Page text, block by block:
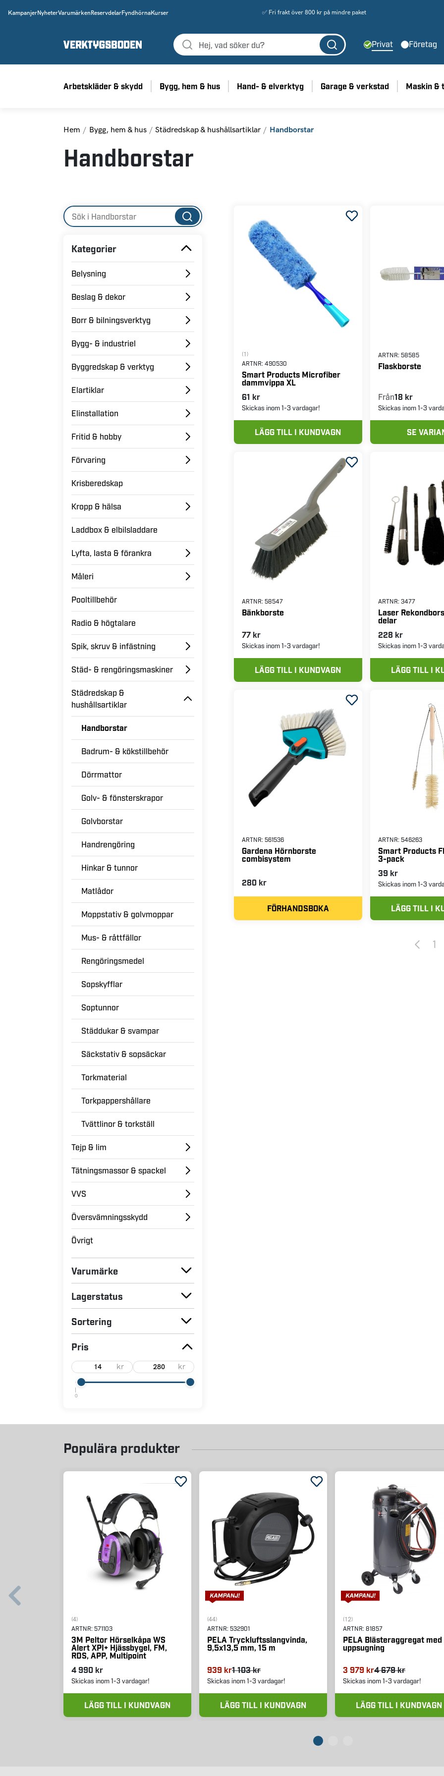
KampanjerNyheterVarumärken ReservdelarFyndhörnaKurser ✅ Fri frakt över 800 kr på mindre paket
Privat Företag
Arbetskläder & skydd Bygg, hem & hus Hand- & elverktyg Garage & verkstad Maskin &
Hem Bygg, hem & hus Städredskap & hushållsartiklar Handborstar
Handborstar
Kategorier
Belysning
Beslag & dekor
Borr & bilningsverktyg
Bygg- & industriel
Byggredskap & verktyg
Elartiklar
Elinstallation
Fritid & hobby
Förvaring
Krisberedskap
Kropp & hälsa
Laddbox & elbilsladdare
Lyfta, lasta & förankra
Måleri
Pooltillbehör
Radio & högtalare
Spik, skruv & infästning
Städ- & rengöringsmaskiner
Städredskap &
hushållsartiklar
Handborstar
Badrum- & kökstillbehör
Dörrmattor
Golv- & fönsterskrapor
Golvborstar
Handrengöring
Hinkar & tunnor
Matlådor
Moppstativ & golvmoppar
Mus- & råttfällor
Rengöringsmedel
Sopskyfflar
Soptunnor
Städdukar & svampar
Säckstativ & sopsäckar
Torkmaterial
Torkpappershållare
Tvättlinor & torkställ
Tejp & lim
Tätningsmassor & spackel
VVS
Översvämningsskydd
Övrigt
Varumärke
Lagerstatus
Sortering
Pris
kr kr
0
(1)
ARTNR: 490530
Smart Products Microfiber
dammvippa XL
61 kr
Skickas inom 1-3 vardagar!
LÄGG TILL I KUNDVAGN
ARTNR: 58585
Flaskborste
Från18 kr
Skickas inom 1-3
SE
ARTNR: 58547
Bänkborste
77 kr
Skickas inom 1-3 vardagar!
LÄGG TILL I KUNDVAGN
ARTNR: 3477
Laser
delar
228 kr
Skickas inom 1-3
LÄGG TILL I
ARTNR: 561536
Gardena Hörnborste
combisystem
280 kr
FÖRHANDSBOKA
ARTNR: 546263
Smart Products
3-pack
39 kr
Skickas inom 1-3
LÄGG TILL I
1
Populära produkter
(4)
ARTNR: 571103
3M Peltor Hörselkåpa WS
Alert XPI+ Hjässbygel, FM,
RDS, APP, Multipoint
4 990 kr
Skickas inom 1-3 vardagar!
LÄGG TILL I KUNDVAGN
(44)
ARTNR: 532901
PELA Tryckluftsslangvinda,
9,5x13,5 mm, 15 m
939 kr1 103 kr
Skickas inom 1-3 vardagar!
LÄGG TILL I KUNDVAGN
(12)
ARTNR: 81857
PELA Blästeraggregat med
uppsugning
3 979 kr4 679 kr
Skickas inom 1-3 vardagar!
LÄGG TILL I KUNDVAGN